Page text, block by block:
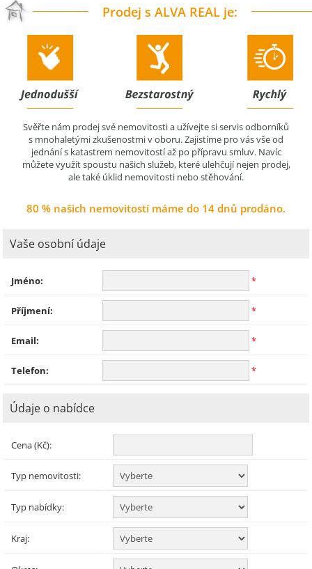
Prodej s ALVA REAL je:
Svěřte nám prodej své nemovitosti a užívejte si servis odborníků
s mnohaletými zkušenostmi v oboru. Zajistíme pro vás vše od
jednání s katastrem nemovitostí až po přípravu smluv. Navíc
můžete využít spoustu našich služeb, které ulehčují nejen prodej,
ale také úklid nemovitosti nebo stěhování.
80 % našich nemovitostí máme do 14 dnů prodáno.
Vaše osobní údaje
Jméno: *
Příjmení: *
Email: *
Telefon: *
Údaje o nabídce
Cena (Kč):
Typ nemovitosti:
Typ nabídky:
Kraj: